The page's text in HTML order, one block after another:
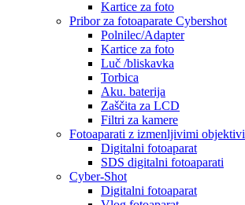
Kartice za foto
Pribor za fotoaparate Cybershot
Polnilec/Adapter
Kartice za foto
Luč /bliskavka
Torbica
Aku. baterija
Zaščita za LCD
Filtri za kamere
Fotoaparati z izmenljivimi objektivi
Digitalni fotoaparat
SDS digitalni fotoaparati
Cyber-Shot
Digitalni fotoaparat